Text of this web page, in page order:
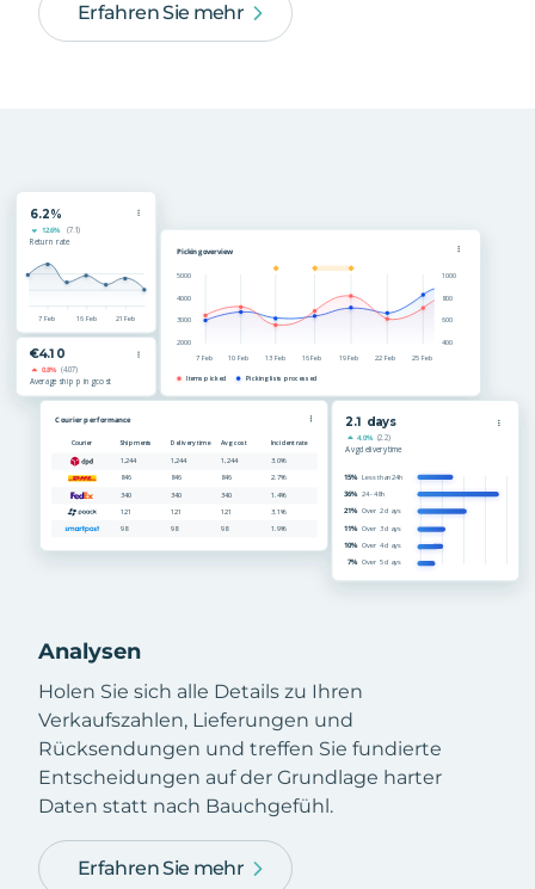
Erfahren Sie mehr
Analysen
Holen Sie sich alle Details zu Ihren
Verkaufszahlen, Lieferungen und
Rücksendungen und treffen Sie fundierte
Entscheidungen auf der Grundlage harter
Daten statt nach Bauchgefühl.
Erfahren Sie mehr